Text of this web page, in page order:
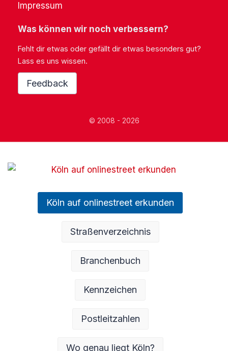
Impressum
Was können wir noch verbessern?
Fehlt dir etwas oder gefällt dir etwas besonders gut?
Lass es uns wissen.
Feedback
© 2008 - 2026
Köln auf onlinestreet erkunden
Straßenverzeichnis
Branchenbuch
Kennzeichen
Postleitzahlen
Wo genau liegt Köln?